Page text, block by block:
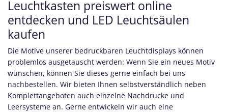
Leuchtkasten preiswert online
entdecken und LED Leuchtsäulen
kaufen
Die Motive unserer bedruckbaren Leuchtdisplays können
problemlos ausgetauscht werden: Wenn Sie ein neues Motiv
wünschen, können Sie dieses gerne einfach bei uns
nachbestellen. Wir bieten Ihnen selbstverständlich neben
Komplettangeboten auch einzelne Nachdrucke und
Leersysteme an. Gerne entwickeln wir auch eine